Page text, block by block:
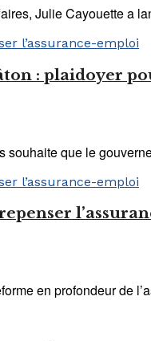
Julie Cayouette a
: plaidoyer
souhaite que le
en profondeur de